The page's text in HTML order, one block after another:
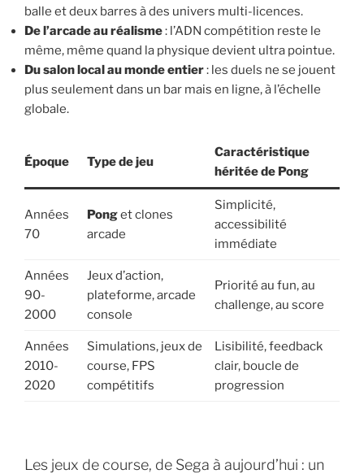
balle et deux barres à des univers multi-licences.
De l’arcade au réalisme: l’ADN compétition reste le
même, même quand la physique devient ultra pointue.
Du salon local au monde entier: les duels ne se jouent
plus seulement dans un bar mais en ligne, à l’échelle
globale.
Époque Type de jeu
Caractéristique
héritée de Pong
Années
70
Ponget clones
arcade
Simplicité,
accessibilité
immédiate
Années
90-
2000
Jeux d’action,
plateforme, arcade
console
Priorité au fun, au
challenge, au score
Années
2010-
2020
Simulations, jeux de
course, FPS
compétitifs
Lisibilité, feedback
clair, boucle de
progression
Les jeux de course, de Sega à aujourd’hui : un